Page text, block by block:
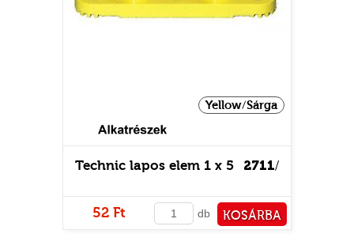
Yellow/Sárga
2711/
Technic lapos elem 1 x 5
52 Ft db KOSÁRBA